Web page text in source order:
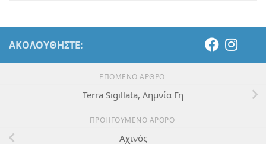
ΑΚΟΛΟΥΘΉΣΤΕ:
ΕΠΌΜΕΝΟ ΆΡΘΡΟ
Terra Sigillata, Λημνία Γη
ΠΡΟΗΓΟΎΜΕΝΟ ΆΡΘΡΟ
Αχινός